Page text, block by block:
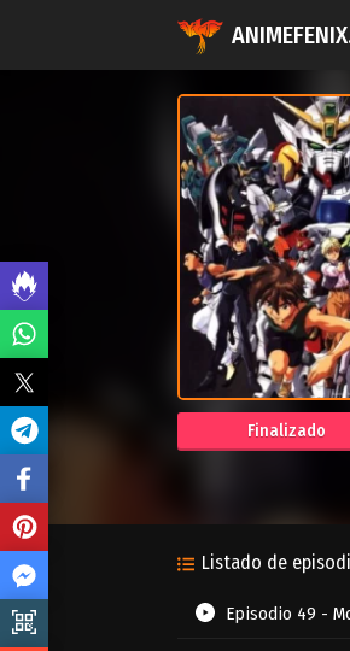
Finalizado
Listado de
Episodio 49 -